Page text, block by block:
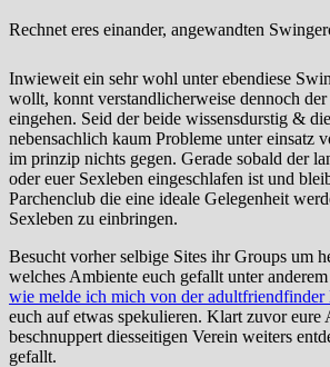
Rechnet eres einander, angewandten
Inwieweit ein sehr wohl unter ebendiese
wollt, konnt verstandlicherweise dennoch der
eingehen. Seid der beide wissensdurstig &
nebensachlich kaum Probleme unter einsatz
im prinzip nichts gegen. Gerade sobald der
oder euer Sexleben eingeschlafen ist und
Parchenclub die eine ideale Gelegenheit
Sexleben zu einbringen.
Besucht vorher selbige Sites ihr Groups um
welches Ambiente euch gefallt unter
wie melde ich mich von der adultfriendfinder
euch auf etwas spekulieren. Klart zuvor eure
beschnuppert diesseitigen Verein weiters
gefallt.